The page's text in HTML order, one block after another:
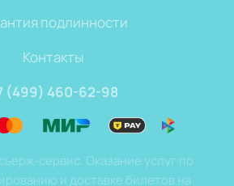
подлинности
Контакты
(499) 460-62-98
сервис. Оказание услуг по
и доставке билетов на